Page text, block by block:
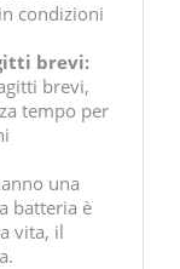
condizioni
brevi:
brevi,
tempo per
una
batteria è
vita, il